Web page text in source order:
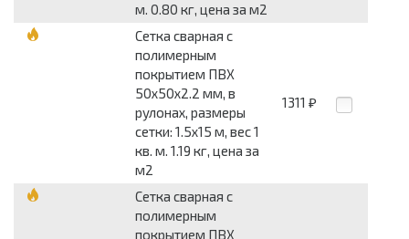
м. 0.80 кг, цена за м2
Сетка сварная с
полимерным
покрытием ПВХ
50x50x2.2 мм, в
рулонах, размеры
сетки: 1.5x15 м, вес 1
кв. м. 1.19 кг, цена за
м2
1311 ₽
Сетка сварная с
полимерным
покрытием ПВХ